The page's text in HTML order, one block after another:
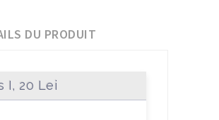
DU PRODUIT
I, 20 Lei